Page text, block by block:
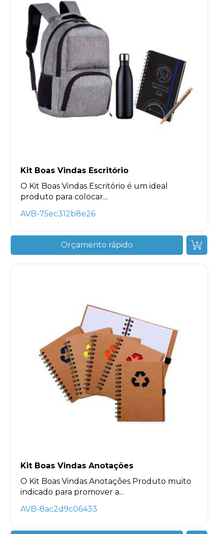
Kit Boas Vindas Escritório
O Kit Boas Vindas Escritório é um ideal
produto para colocar...
AVB-75ec312b8e26
Orçamento rápido
Kit Boas Vindas Anotações
O Kit Boas Vindas Anotações Produto muito
indicado para promover a...
AVB-8ac2d9c06433